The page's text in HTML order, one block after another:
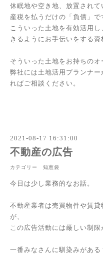
休眠地や空き地、放置され
産税を払うだけの「負債」で
こういった土地を有効活用
きるようにお手伝いをする資
そういった土地をお持ちのオ
弊社には土地活用プランナ
ればご相談ください。
2021-08-17 16:31:00
不動産の広告
カテゴリー 知恵袋
今日は少し業務的なお話。
不動産業者は売買物件や賃
が、
この広告活動には厳しい制限
一番みなさんに馴染みがあ